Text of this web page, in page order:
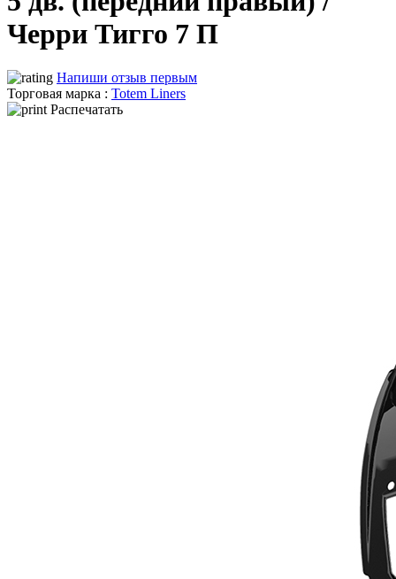
Черри Тигго 7 П
Напиши отзыв первым
Торговая марка : Totem Liners
Распечатать